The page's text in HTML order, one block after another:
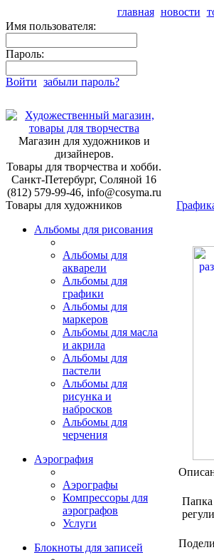
главная новости
Имя пользователя:
Пароль:
Войти забыли пароль?
Магазин для художников и
дизайнеров.
Товары для творчества и хобби.
Санкт-Петербург, Соляной 16
(812) 579-99-46, info@cosyma.ru
Товары для художников
Альбомы для рисования
Альбомы для
акварели
Альбомы для
графики
Альбомы для
маркеров
Альбомы для масла
и акрила
Альбомы для
пастели
Альбомы для
рисунка и
набросков
Альбомы для
черчения
Аэрография
Аэрографы
Компрессоры для
аэрографов
Услуги
Блокноты для записей